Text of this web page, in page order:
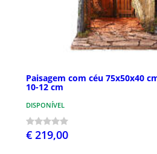
Paisagem com céu 75x50x40
10-12 cm
DISPONÍVEL
€ 219,00